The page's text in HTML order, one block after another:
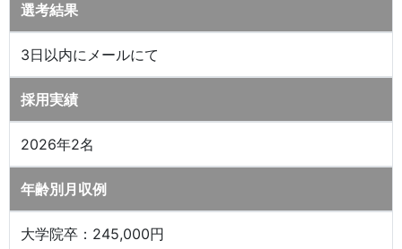
選考結果
3日以内にメールにて
採用実績
2026年2名
年齢別月収例
大学院卒：245,000円